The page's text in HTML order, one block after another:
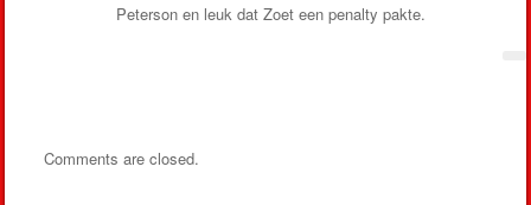
Peterson en leuk dat Zoet een penalty pakte.
Comments are closed.